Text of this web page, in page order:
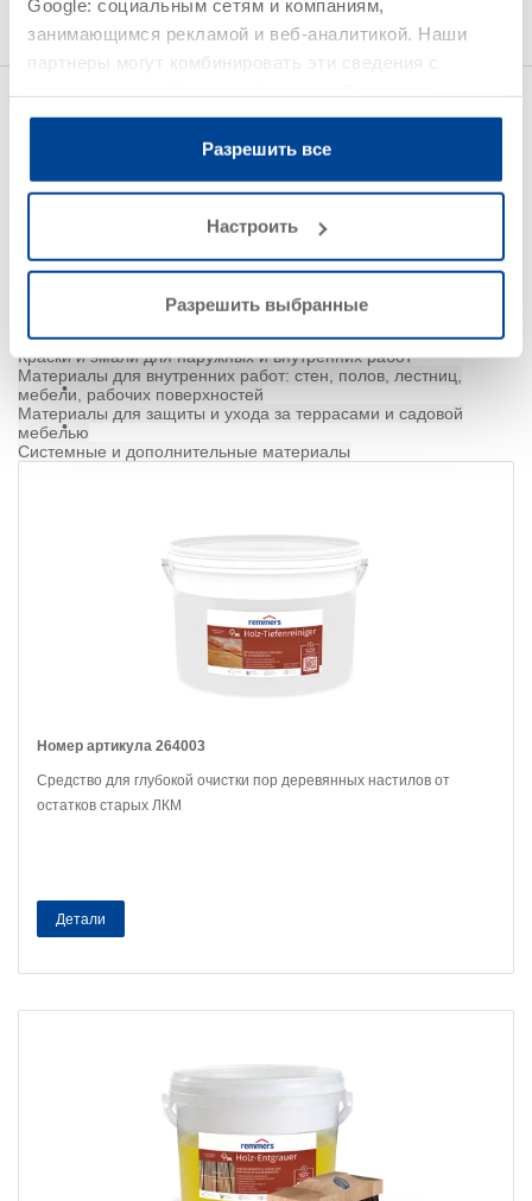
Google: социальным сетям и компаниям,
занимающимся рекламой и веб-аналитикой. Наши
партнеры могут комбинировать эти сведения с
данными, которые они получили при использовании
Разрешить все
Настроить
Разрешить выбранные
Лазури, масла, краски и другие
покрытия для древесины
Показать все фильтры
Лессирующие материалы для наружных работ
Лессирующие материалы для наружных и внутренних работ
Краски и эмали для наружных и внутренних работ
Материалы для внутренних работ: стен, полов, лестниц,
мебели, рабочих поверхностей
Материалы для защиты и ухода за террасами и садовой
мебелью
Системные и дополнительные материалы
Номер артикула 264003
Средство для глубокой очистки пор деревянных настилов от
остатков старых ЛКМ
Детали